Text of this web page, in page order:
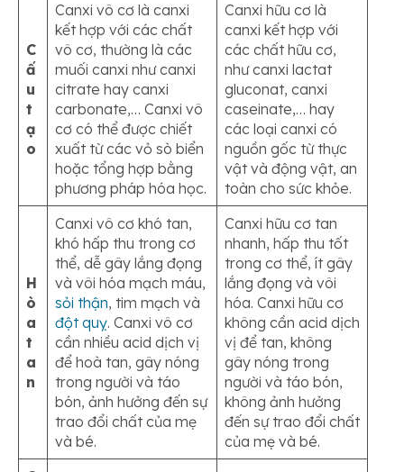
C
ấ
u
t
ạ
o
Canxi vô cơ là canxi
kết hợp với các chất
vô cơ, thường là các
muối canxi như canxi
citrate hay canxi
carbonate,… Canxi vô
cơ có thể được chiết
xuất từ các vỏ sò biển
hoặc tổng hợp bằng
phương pháp hóa học.
Canxi hữu cơ là
canxi kết hợp với
các chất hữu cơ,
như canxi lactat
gluconat, canxi
caseinate,… hay
các loại canxi có
nguồn gốc từ thực
vật và động vật, an
toàn cho sức khỏe.
H
ò
a
t
a
n
Canxi vô cơ khó tan,
khó hấp thu trong cơ
thể, dễ gây lắng đọng
và vôi hóa mạch máu,
sỏi thận, tim mạch và
đột quỵ. Canxi vô cơ
cần nhiều acid dịch vị
để hoà tan, gây nóng
trong người và táo
bón, ảnh hưởng đến sự
trao đổi chất của mẹ
và bé.
Canxi hữu cơ tan
nhanh, hấp thu tốt
trong cơ thể, ít gây
lắng đọng và vôi
hóa. Canxi hữu cơ
không cần acid dịch
vị để tan, không
gây nóng trong
người và táo bón,
không ảnh hưởng
đến sự trao đổi chất
của mẹ và bé.